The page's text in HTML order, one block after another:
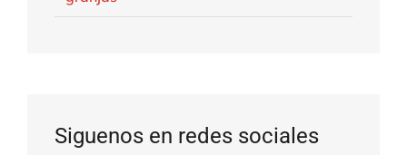
Siguenos en redes sociales